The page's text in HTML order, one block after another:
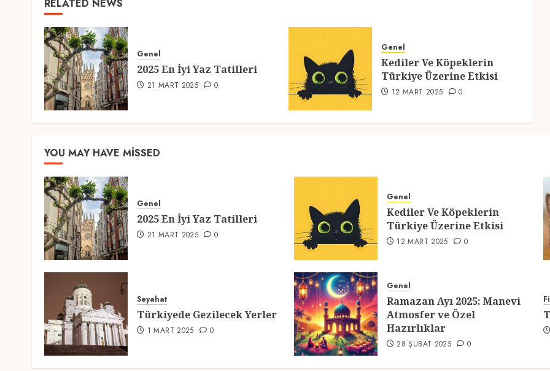
RELATED NEWS
Genel
2025 En İyi Yaz Tatilleri
21 MART 2025 0
Genel
Kediler Ve Köpeklerin
Türkiye Üzerine Etkisi
12 MART 2025 0
YOU MAY HAVE MISSED
Genel
2025 En İyi Yaz Tatilleri
21 MART 2025 0
Genel
Kediler Ve Köpeklerin
Türkiye Üzerine Etkisi
12 MART 2025 0
Seyahat
Türkiyede Gezilecek Yerler
1 MART 2025 0
Genel
Ramazan Ayı 2025: Manevi
Atmosfer ve Özel
Hazırlıklar
28 ŞUBAT 2025 0